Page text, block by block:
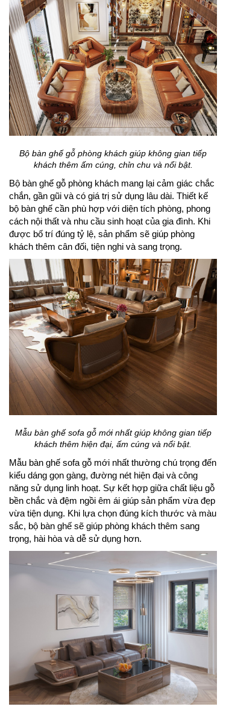
Bộ bàn ghế gỗ phòng khách giúp không gian tiếp
khách thêm ấm cúng, chỉn chu và nổi bật.
Bộ bàn ghế gỗ phòng khách mang lại cảm giác chắc
chắn, gần gũi và có giá trị sử dụng lâu dài. Thiết kế
bộ bàn ghế cần phù hợp với diện tích phòng, phong
cách nội thất và nhu cầu sinh hoạt của gia đình. Khi
được bố trí đúng tỷ lệ, sản phẩm sẽ giúp phòng
khách thêm cân đối, tiện nghi và sang trọng.
Mẫu bàn ghế sofa gỗ mới nhất giúp không gian tiếp
khách thêm hiện đại, ấm cúng và nổi bật.
Mẫu bàn ghế sofa gỗ mới nhất thường chú trọng đến
kiểu dáng gọn gàng, đường nét hiện đại và công
năng sử dụng linh hoạt. Sự kết hợp giữa chất liệu gỗ
bền chắc và đệm ngồi êm ái giúp sản phẩm vừa đẹp
vừa tiện dụng. Khi lựa chọn đúng kích thước và màu
sắc, bộ bàn ghế sẽ giúp phòng khách thêm sang
trọng, hài hòa và dễ sử dụng hơn.